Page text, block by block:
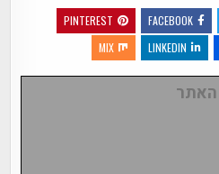
FACEBOOK
PINTEREST
LINKEDIN
MIX